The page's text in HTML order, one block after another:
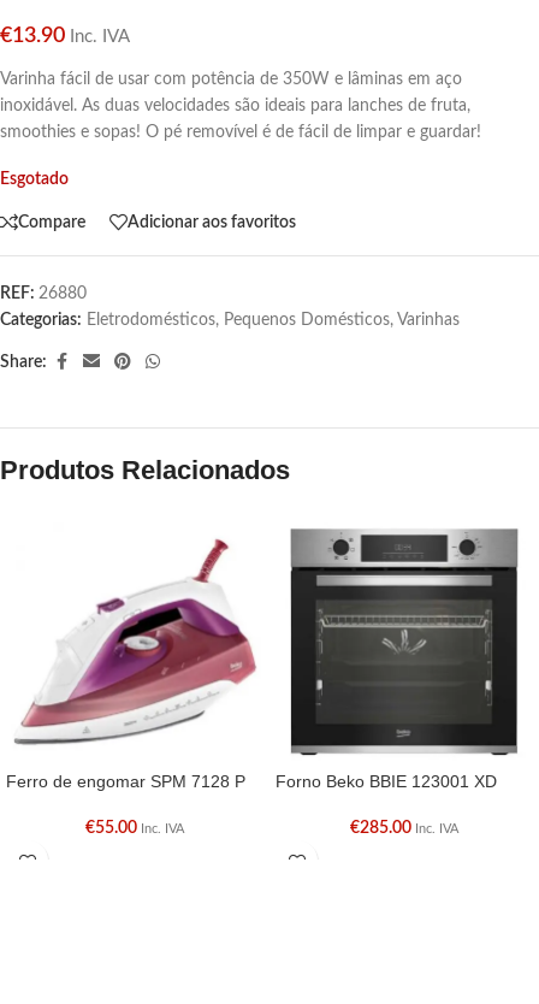
€13.90 Inc. IVA
Varinha fácil de usar com potência de 350W e lâminas em aço
inoxidável. As duas velocidades são ideais para lanches de fruta,
smoothies e sopas! O pé removível é de fácil de limpar e guardar!
Esgotado
Compare Adicionar aos favoritos
REF: 26880
Categorias: Eletrodomésticos, Pequenos Domésticos, Varinhas
Share:
Produtos Relacionados
Ferro de engomar SPM 7128 P
€55.00 Inc. IVA
Forno Beko BBIE 123001 XD
€285.00 Inc. IVA